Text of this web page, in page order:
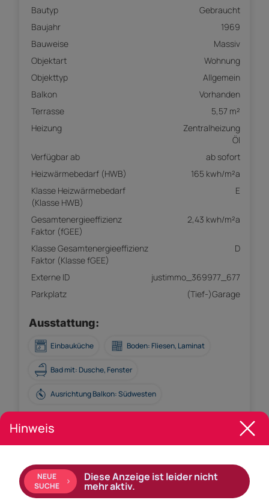
Bautyp
Gebraucht
Baujahr
1969
Bauweise
Massiv
Objektart
Wohnung
Objekttyp
Allgemein
Balkon
Vorhanden
Terrasse
5,57 m²
Heizung
Zentralheizung
Öl
Verfügbar ab
ab sofort
Heizwärmebedarf (HWB)
165 kwh/m²a
Klasse Heizwärmebedarf
(Klasse HWB)
E
Gesamtenergieeffizienz
Faktor (fGEE)
2,43 kwh/m²a
Klasse Gesamtenergieeffizienz
Faktor (Klasse fGEE)
D
Externe ID
justimmo_369977_677
Parkplatz
(Tief-)Garage
Ausstattung:
Einbauküche Boden: Fliesen, Laminat
Bad mit: Dusche, Fenster
Ausrichtung Balkon: Südwesten
Hinweis
NEUE
SUCHE
Diese Anzeige ist leider nicht
mehr aktiv.